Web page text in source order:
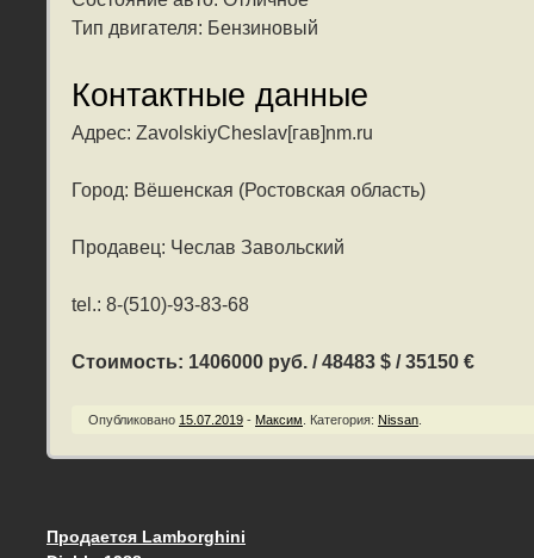
Тип двигателя: Бензиновый
Контактные данные
Адрес: ZavolskiyCheslav[гав]nm.ru
Город: Вёшенская (Ростовская область)
Продавец: Чеслав Завольский
tel.: 8-(510)-93-83-68
Стоимость: 1406000 руб. / 48483 $ / 35150 €
Опубликовано 15.07.2019 - Максим Категория: Nissan
Продается Lamborghini